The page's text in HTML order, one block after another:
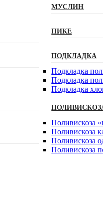
МУСЛИН
ПИКЕ
ПОДКЛАДКА
Подкладка
Подкладка
Подкладка
Поливискоза
Поливискоза
Поливискоза
Поливискоза